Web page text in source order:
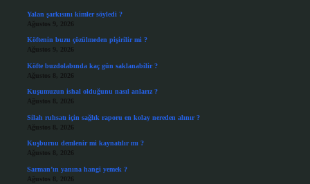
Yalan şarkısını kimler söyledi ?
Ağustos 9, 2026
Köftenin buzu çözülmeden pişirilir mi ?
Ağustos 9, 2026
Köfte buzdolabında kaç gün saklanabilir ?
Ağustos 8, 2026
Kuşumuzun ishal olduğunu nasıl anlarız ?
Ağustos 8, 2026
Silah ruhsatı için sağlık raporu en kolay nereden alınır ?
Ağustos 8, 2026
Kuşburnu demlenir mi kaynatılır mı ?
Ağustos 8, 2026
Sarman’ın yanına hangi yemek ?
Ağustos 8, 2026